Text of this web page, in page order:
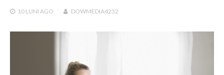
10 LUNI AGO DOWMEDIA4232